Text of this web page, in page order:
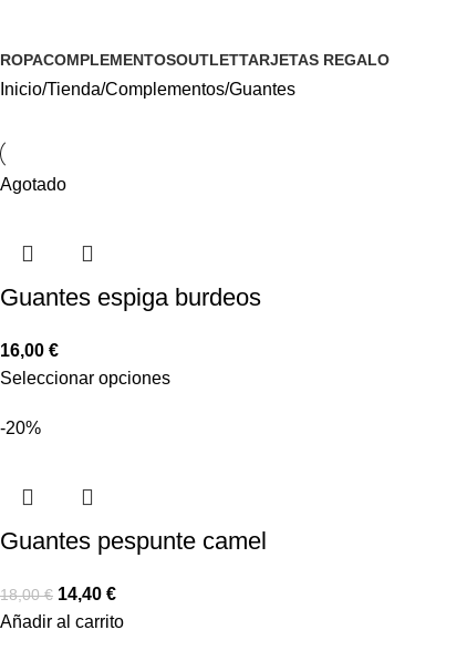
ROPACOMPLEMENTOSOUTLETTARJETAS REGALO
Inicio Tienda Complementos Guantes
Agotado
Guantes espiga burdeos
16,00 €
Seleccionar opciones
-20%
Guantes pespunte camel
18,00€ 14,40 €
Añadir al carrito